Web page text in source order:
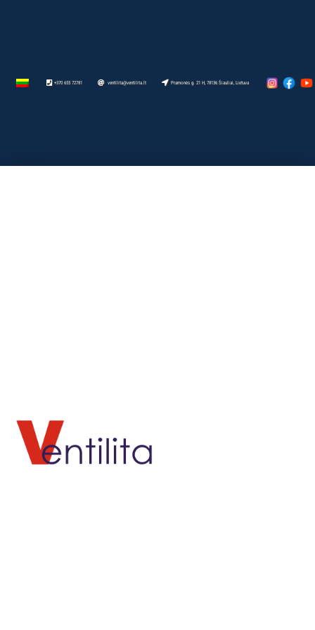
+370 655 72781 ventilita@ventilita.lt Pramonės g. 21 H, 78136 Šiauliai, Lietuva